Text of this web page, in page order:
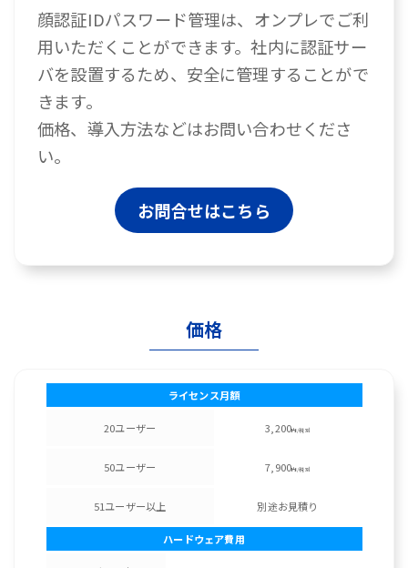
顔認証IDパスワード管理は、オンプレでご利
用いただくことができます。社内に認証サー
バを設置するため、安全に管理することがで
きます。
価格、導入方法などはお問い合わせくださ
い。
お問合せはこちら
価格
ライセンス月額
20ユーザー 3,200円/税別
50ユーザー 7,900円/税別
51ユーザー以上 別途お見積り
ハードウェア費用